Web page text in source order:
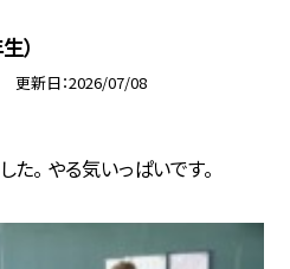
）
更新日 2026/07/08
。 やる気いっぱいです。